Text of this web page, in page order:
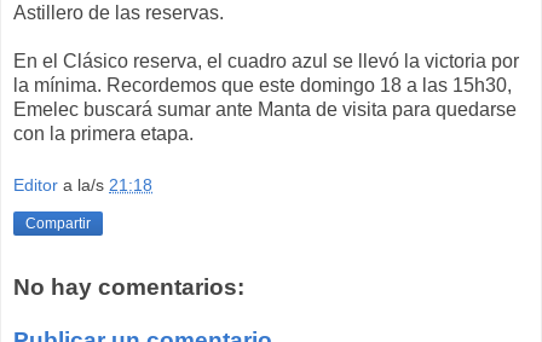
Astillero de las reservas.
En el Clásico reserva, el cuadro azul se llevó la victoria por
la mínima. Recordemos que este domingo 18 a las 15h30,
Emelec buscará sumar ante Manta de visita para quedarse
con la primera etapa.
Editor a la/s 21:18
Compartir
No hay comentarios: